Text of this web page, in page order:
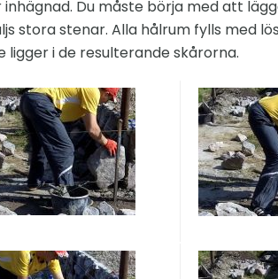
inhägnad. Du måste börja med att
stora stenar. Alla hålrum fylls med
ligger i de resulterande skårorna.